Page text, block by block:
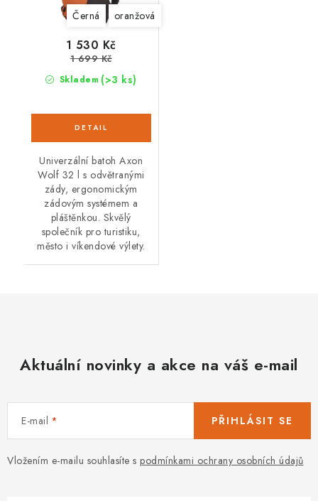
Černá oranžová
Skladem (>3 ks)
1 530 Kč
1 699 Kč
Univerzální batoh Axon
Wolf 32 l s odvětranými
zády, ergonomickým
zádovým systémem a
pláštěnkou. Skvělý
společník pro turistiku,
město i víkendové výlety.
Aktuální novinky a akce na váš e-mail
E-mail
Vložením e-mailu souhlasíte s podmínkami ochrany osobních údajů
PŘIHLÁSIT SE